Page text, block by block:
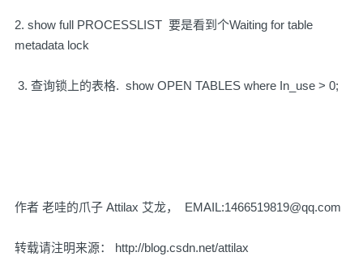
2. show full PROCESSLIST 要是看到个Waiting for table
metadata lock
3. 查询锁上的表格. show OPEN TABLES where In_use > 0;
作者 老哇的爪子 Attilax 艾龙， EMAIL:1466519819@qq.com
转载请注明来源： http://blog.csdn.net/attilax